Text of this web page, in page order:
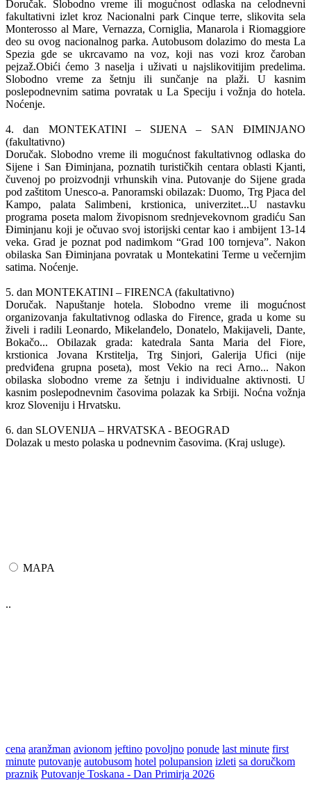
Doručak. Slobodno vreme ili mogućnost odlaska na celodnevni
fakultativni izlet kroz Nacionalni park Cinque terre, slikovita sela
Monterosso al Mare, Vernazza, Corniglia, Manarola i Riomaggiore
deo su ovog nacionalnog parka. Autobusom dolazimo do mesta La
Spezia gde se ukrcavamo na voz, koji nas vozi kroz čaroban
pejzaž.Obići ćemo 3 naselja i uživati u najslikovitijim predelima.
Slobodno vreme za šetnju ili sunčanje na plaži. U kasnim
poslepodnevnim satima povratak u La Speciju i vožnja do hotela.
Noćenje.
4. dan MONTEKATINI – SIJENA – SAN ĐIMINJANO
(fakultativno)
Doručak. Slobodno vreme ili mogućnost fakultativnog odlaska do
Sijene i San Điminjana, poznatih turističkih centara oblasti Kjanti,
čuvenoj po proizvodnji vrhunskih vina. Putovanje do Sijene grada
pod zaštitom Unesco-a. Panoramski obilazak: Duomo, Trg Pjaca del
Kampo, palata Salimbeni, krstionica, univerzitet...U nastavku
programa poseta malom živopisnom srednjevekovnom gradiću San
Điminjanu koji je očuvao svoj istorijski centar kao i ambijent 13-14
veka. Grad je poznat pod nadimkom “Grad 100 tornjeva”. Nakon
obilaska San Điminjana povratak u Montekatini Terme u večernjim
satima. Noćenje.
5. dan MONTEKATINI – FIRENCA (fakultativno)
Doručak. Napuštanje hotela. Slobodno vreme ili mogućnost
organizovanja fakultativnog odlaska do Firence, grada u kome su
živeli i radili Leonardo, Mikelanđelo, Donatelo, Makijaveli, Dante,
Bokačo... Obilazak grada: katedrala Santa Maria del Fiore,
krstionica Jovana Krstitelja, Trg Sinjori, Galerija Ufici (nije
predviđena grupna poseta), most Vekio na reci Arno... Nakon
obilaska slobodno vreme za šetnju i individualne aktivnosti. U
kasnim poslepodnevnim časovima polazak ka Srbiji. Noćna vožnja
kroz Sloveniju i Hrvatsku.
6. dan SLOVENIJA – HRVATSKA - BEOGRAD
Dolazak u mesto polaska u podnevnim časovima. (Kraj usluge).
MAPA
..
cena aranžman avionom jeftino povoljno ponude last minute first
minute putovanje autobusom hotel polupansion izleti sa doručkom
praznik Putovanje Toskana - Dan Primirja 2026